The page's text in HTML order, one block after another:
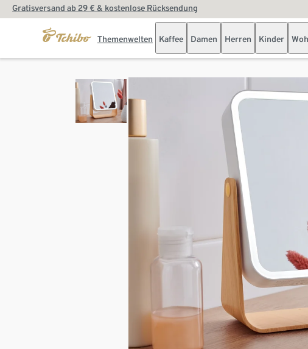
Gratisversand ab 29 € & kostenlose Rücksendung
Themenwelten Kaffee Damen Herren Kinder